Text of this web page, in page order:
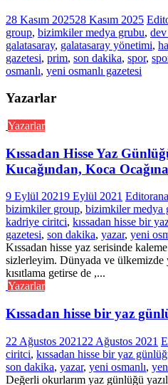
28 Kasım 202528 Kasım 2025
group, bizimkiler medya grubu,
galatasaray, galatasaray yönetimi,
gazetesi, prim, son dakika, spor,
osmanlı, yeni osmanlı gazetesi
Yazarlar
Yazarlar
Kıssadan Hisse Yaz
Kucağından, Koca Ocağına
9 Eylül 20219 Eylül 2021 Editor
bizimkiler group, bizimkiler medya
kadriye ciritci, kıssadan hisse bir
gazetesi, son dakika, yazar, yeni
Kıssadan hisse yaz serisinde
sizlerleyim. Dünyada ve ülkemizde
kısıtlama getirse de ,...
Yazarlar
Kıssadan hisse bir yaz
22 Ağustos 2021 22 Ağustos 2021
ciritci, kıssadan hisse bir yaz
son dakika, yazar, yeni osmanlı,
Değerli okurlarım yaz günlüğü